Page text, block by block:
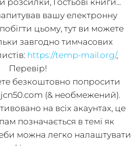
пошти оприлюднили (з
розсилки, Гостьові книги...
вашу електронну
цьому, тут ви можете
завгодно тимчасових
https://temp-mail.org/
Перевір!
безкоштовно попросити
(& необмежений).
на всіх акаунтах, це
позначається в темі як